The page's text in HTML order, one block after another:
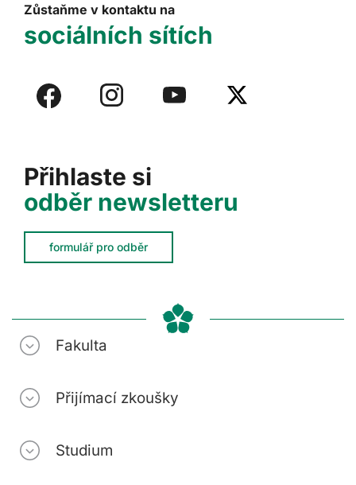
Přihlaste si
odběr newsletteru
formulář pro odběr
Zůstaňme v kontaktu na
sociálních sítích
Fakulta
Přijímací zkoušky
Studium